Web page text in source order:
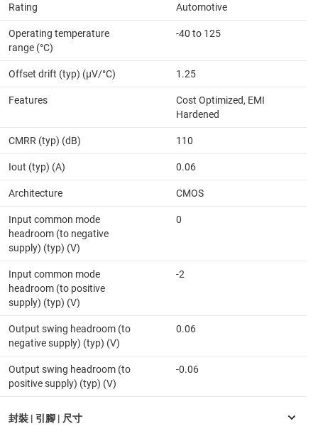
Rating Automotive
Operating temperature
range (°C)
-40 to 125
Offset drift (typ) (µV/°C) 1.25
Features
Cost Optimized, EMI
Hardened
CMRR (typ) (dB) 110
Iout (typ) (A) 0.06
Architecture CMOS
Input common mode
headroom (to negative
supply) (typ) (V)
0
Input common mode
headroom (to positive
supply) (typ) (V)
-2
Output swing headroom (to
negative supply) (typ) (V)
0.06
Output swing headroom (to
positive supply) (typ) (V)
-0.06